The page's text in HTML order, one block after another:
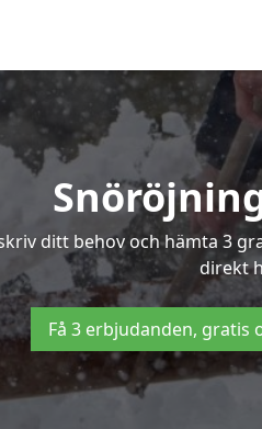
ditt behov och hämta 3
direkt
Få 3 erbjudanden,